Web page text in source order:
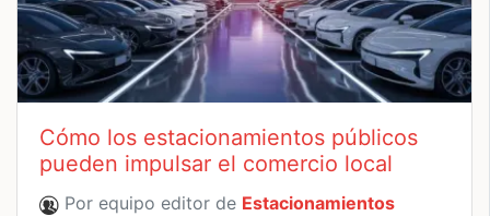
Cómo los estacionamientos públicos
pueden impulsar el comercio local
Por equipo editor de Estacionamientos